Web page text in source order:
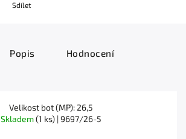
Sdílet
Popis Hodnocení
Velikost bot (MP): 26,5
Skladem(1 ks)| 9697/26-5